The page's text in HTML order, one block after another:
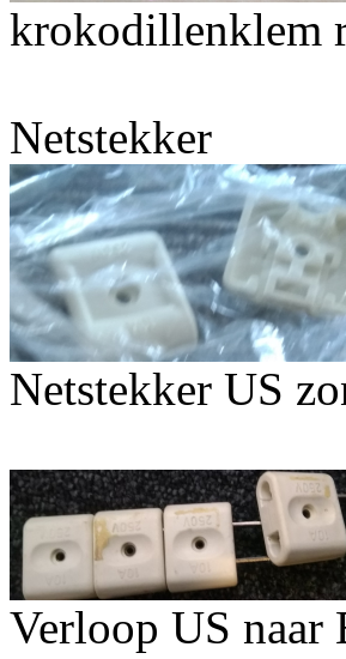
krokodillenklem
Netstekker
Netstekker US
Verloop US naar